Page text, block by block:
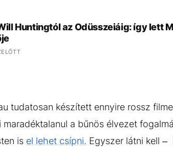
Huntingtól az Odüsszeiáig: így lett
tudatosan készített ennyire rossz
a bűnös élvezet
is el lehet csípni. Egyszer látni kell –